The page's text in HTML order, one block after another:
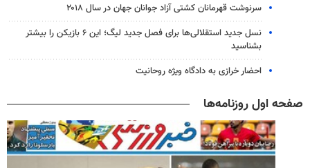
سرنوشت قهرمانان کشتی آزاد جوانان جهان در سال ۲۰۱۸
نسل جدید استقلالی‌ها برای فصل جدید لیگ؛ این ۶ بازیکن را بیشتر
بشناسید
احضار خرازی به دادگاه ویژه روحانیت
صفحه اول روزنامه‌ها